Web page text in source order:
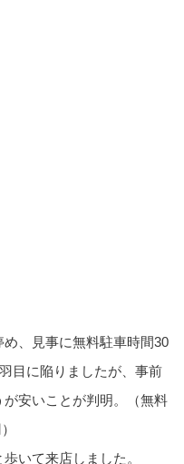
め、見事に無料駐車時間30
目に陥りましたが、事前
が安いことが判明。（無料
いて来店しました。